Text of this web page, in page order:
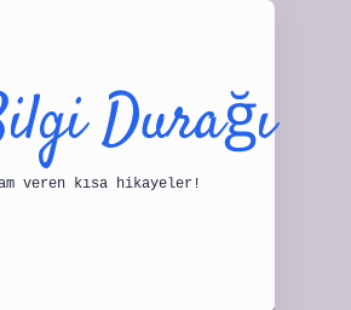
Durağı
veren kısa hikayeler!